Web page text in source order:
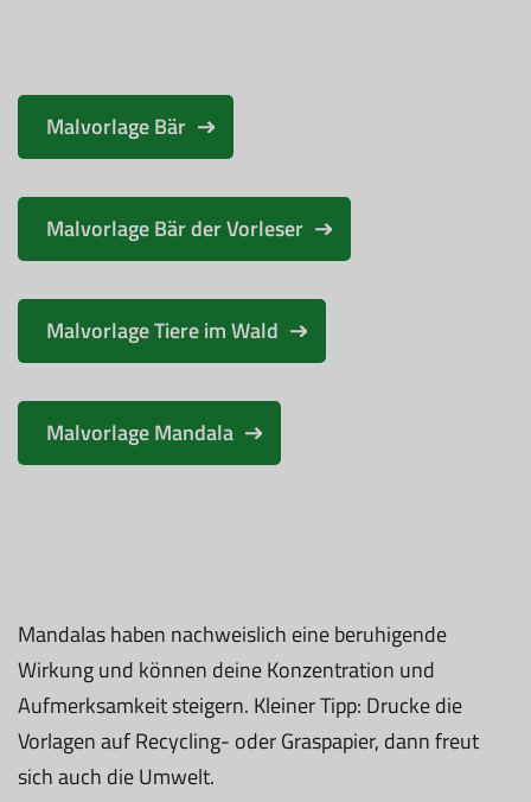
Malvorlage Bär
Malvorlage Bär der Vorleser
Malvorlage Tiere im Wald
Malvorlage Mandala
Mandalas haben nachweislich eine beruhigende
Wirkung und können deine Konzentration und
Aufmerksamkeit steigern. Kleiner Tipp: Drucke die
Vorlagen auf Recycling- oder Graspapier, dann freut
sich auch die Umwelt.